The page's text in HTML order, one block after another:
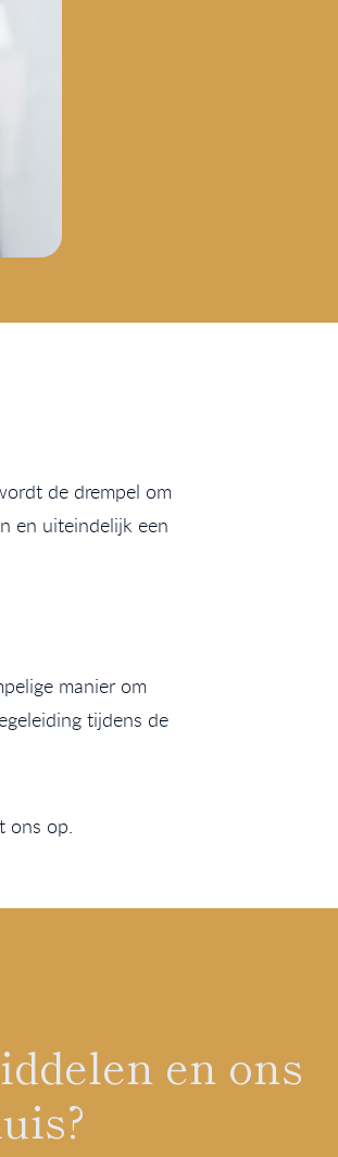
de drempel om
en uiteindelijk een
manier om
tijdens de
ons op.
en ons